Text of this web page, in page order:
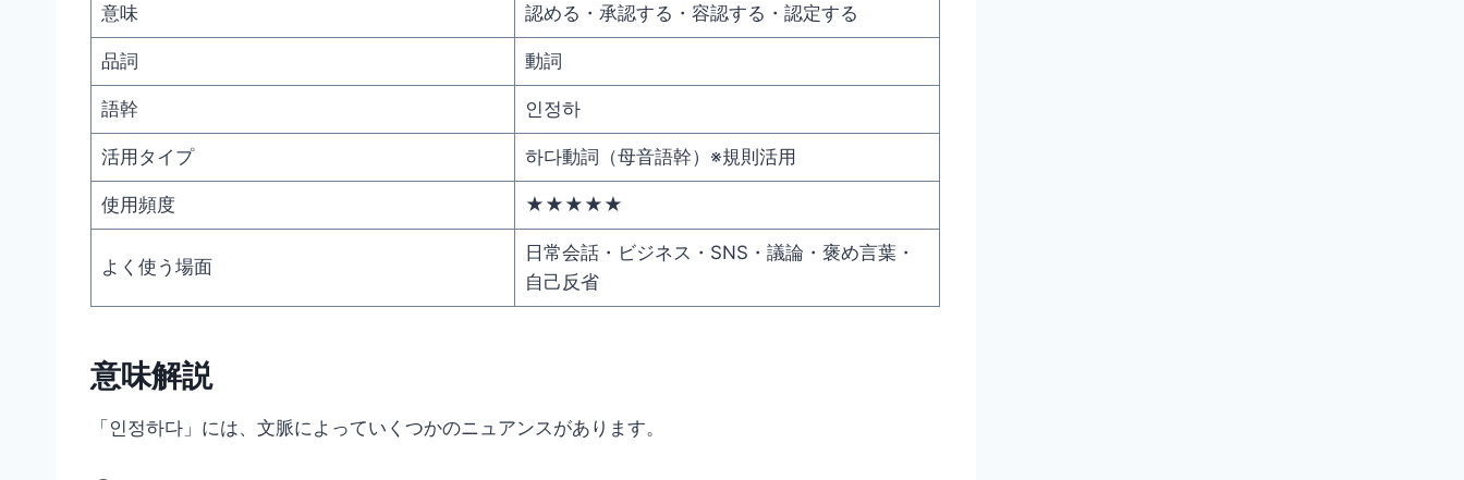
意味 認める・承認する・容認する・認定する
品詞 動詞
語幹 인정하
活用タイプ 하다動詞（母音語幹）※規則活用
使用頻度 ★★★★★
よく使う場面
日常会話・ビジネス・SNS・議論・褒め言葉・
自己反省
意味解説
「인정하다」には、文脈によっていくつかのニュアンスがあります。